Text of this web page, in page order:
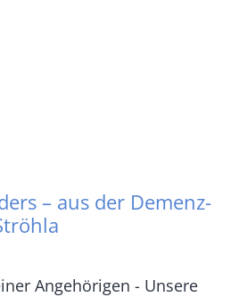
– aus der Demenz-
Angehörigen - Unsere